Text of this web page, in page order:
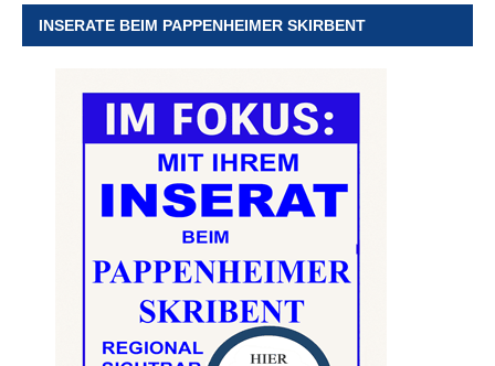
INSERATE BEIM PAPPENHEIMER SKIRBENT